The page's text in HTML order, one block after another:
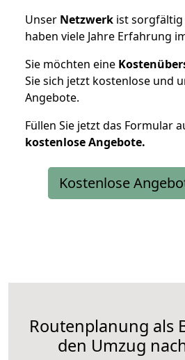
Unser Netzwerk ist
haben viele Jahre Erfahrung
Sie möchten eine
Sie sich jetzt kostenlose und
Angebote.
Füllen Sie jetzt das Formular
kostenloseAngebote.
Kostenlose
Routenplanung als
den Umzug